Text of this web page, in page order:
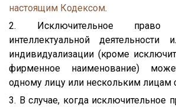
настоящим Кодексом.
2. Исключительное право
интеллектуальной
индивидуализации (кроме
фирменное наименование)
одному лицу или нескольким лицам
3. В случае, когда исключительное